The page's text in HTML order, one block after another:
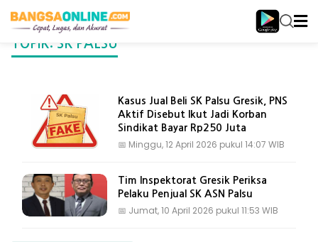
TOPIK: SK PALSU
Kasus Jual Beli SK Palsu Gresik, PNS
Aktif Disebut Ikut Jadi Korban
Sindikat Bayar Rp250 Juta
📅 Minggu, 12 April 2026 pukul 14:07 WIB
Tim Inspektorat Gresik Periksa
Pelaku Penjual SK ASN Palsu
📅 Jumat, 10 April 2026 pukul 11:53 WIB